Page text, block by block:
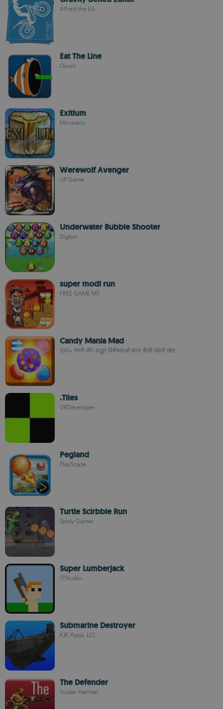
Alfred the Elk
Eat The Line
Ouwi!
Exitium
Minoraxis
Werewolf Avenger
UP Game
Underwater Bubble Shooter
Digbys
super modi run
FREE GAME MT
Candy Mania Mad
100+ स्तरों और अद्भुत विशेषताओं वाला कैंडी पहेली खेल
.Tiles
VRDeveloper
Pegland
PlayScape
Turtle Scirbble Run
Spidy Gamer
Super Lumberjack
17Studio
Submarine Destroyer
KJK Apps, LLC
The Defender
Yuslan Harman